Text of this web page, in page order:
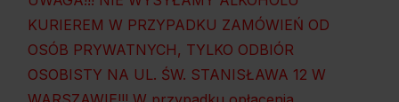
KURIEREM W PRZYPADKU ZAMÓWIEŃ OD
OSÓB PRYWATNYCH, TYLKO ODBIÓR
OSOBISTY NA UL. ŚW. STANISŁAWA 12 W